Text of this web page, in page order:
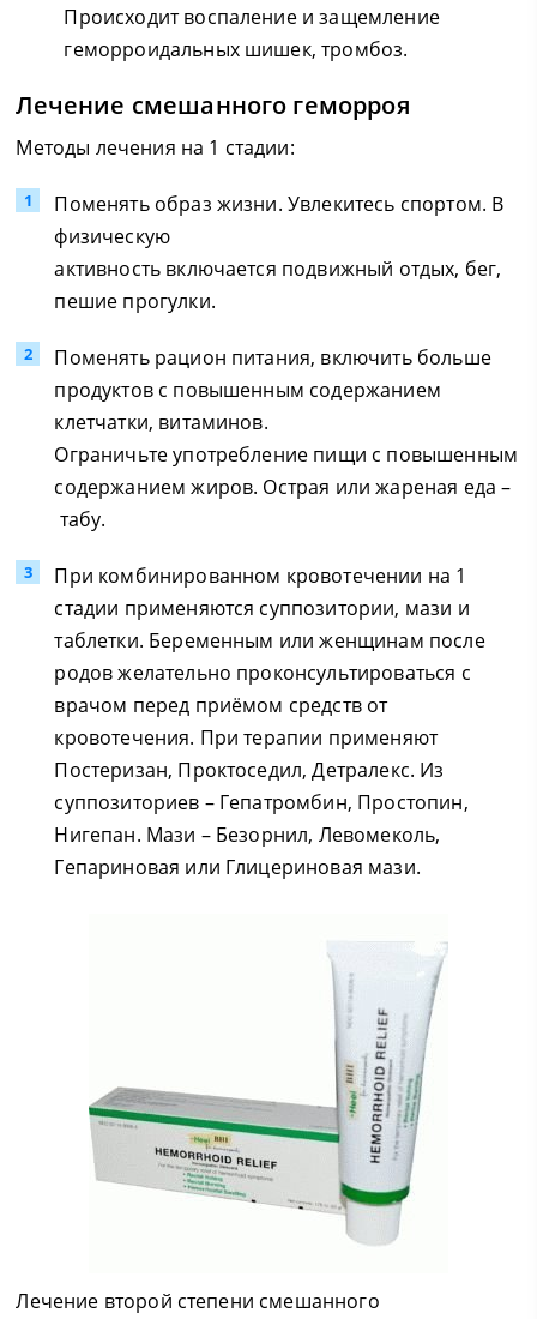
Происходит воспаление и защемление
геморроидальных шишек, тромбоз.
Лечение смешанного геморроя
Методы лечения на 1 стадии:
Поменять образ жизни. Увлекитесь спортом. В
физическую
активность включается подвижный отдых, бег,
пешие прогулки.
Поменять рацион питания, включить больше
продуктов с повышенным содержанием
клетчатки, витаминов.
Ограничьте употребление пищи с повышенным
содержанием жиров. Острая или жареная еда –
табу.
При комбинированном кровотечении на 1
стадии применяются суппозитории, мази и
таблетки. Беременным или женщинам после
родов желательно проконсультироваться с
врачом перед приёмом средств от
кровотечения. При терапии применяют
Постеризан, Проктоседил, Детралекс. Из
суппозиториев – Гепатромбин, Простопин,
Нигепан. Мази – Безорнил, Левомеколь,
Гепариновая или Глицериновая мази.
Лечение второй степени смешанного